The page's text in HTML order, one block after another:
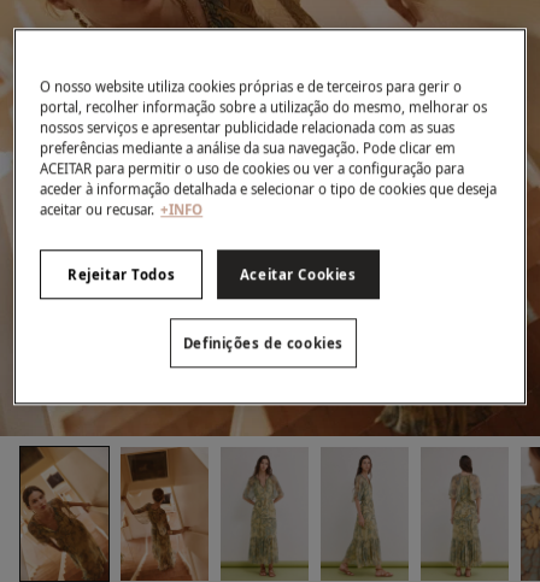
O nosso website utiliza cookies próprias e de terceiros para gerir o
portal, recolher informação sobre a utilização do mesmo, melhorar os
nossos serviços e apresentar publicidade relacionada com as suas
preferências mediante a análise da sua navegação. Pode clicar em
ACEITAR para permitir o uso de cookies ou ver a configuração para
aceder à informação detalhada e selecionar o tipo de cookies que deseja
aceitar ou recusar. +INFO
Rejeitar Todos Aceitar Cookies
Definições de cookies